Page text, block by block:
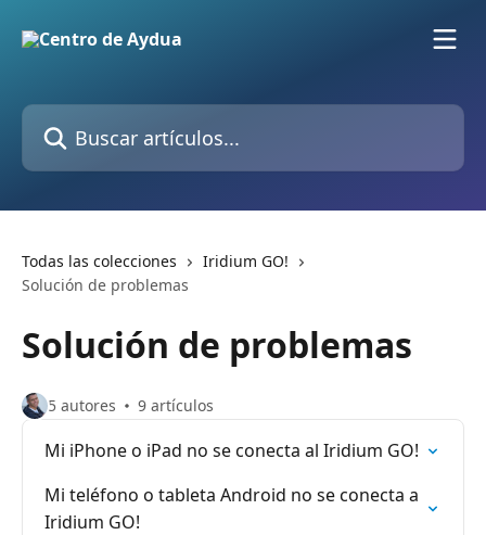
Buscar artículos...
Todas las colecciones
Iridium GO!
Solución de problemas
Solución de problemas
5 autores 9 artículos
Mi iPhone o iPad no se conecta al Iridium GO!
Mi teléfono o tableta Android no se conecta a
Iridium GO!